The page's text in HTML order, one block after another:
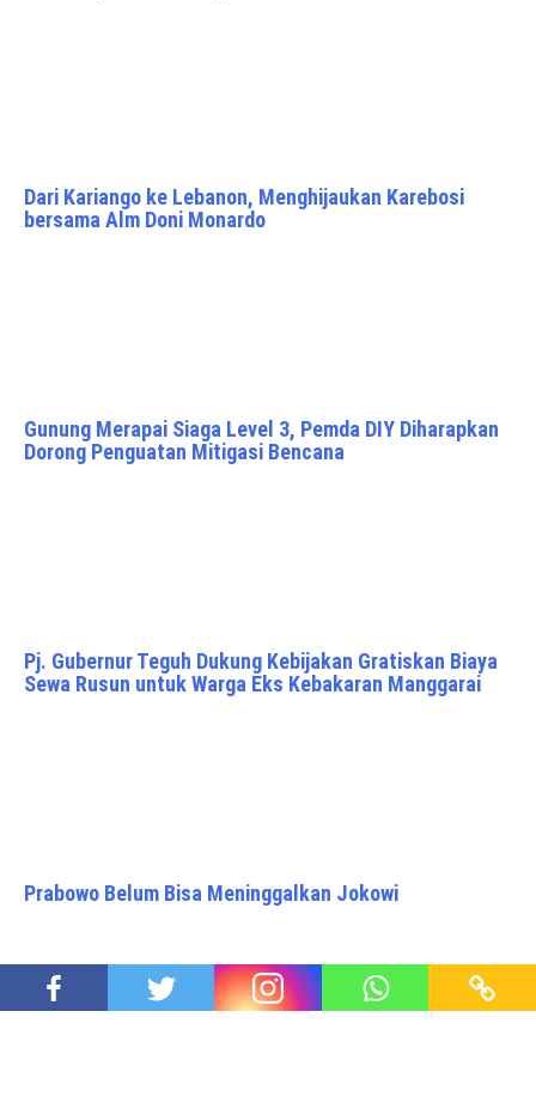
Dari Kariango ke Lebanon, Menghijaukan Karebosi
bersama Alm Doni Monardo
Gunung Merapai Siaga Level 3, Pemda DIY Diharapkan
Dorong Penguatan Mitigasi Bencana
Pj. Gubernur Teguh Dukung Kebijakan Gratiskan Biaya
Sewa Rusun untuk Warga Eks Kebakaran Manggarai
Prabowo Belum Bisa Meninggalkan Jokowi